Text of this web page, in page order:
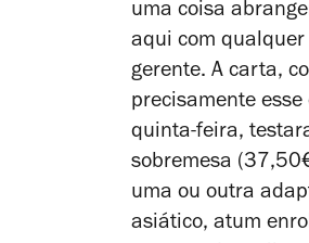
uma coisa
aqui com qualquer
gerente. A carta,
precisamente
quinta-feira,
sobremesa
uma ou outra
asiático, atum